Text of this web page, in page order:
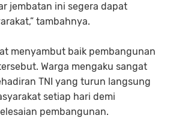
jembatan ini segera dapat
tambahnya.
menyambut baik pembangunan
Warga mengaku sangat
TNI yang turun langsung
setiap hari demi
pembangunan.